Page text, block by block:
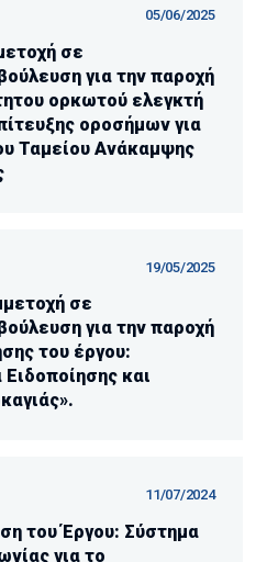
05/06/2025
σε
για την παροχή
ορκωτού ελεγκτή
οροσήμων για
Ταμείου Ανάκαμψης
19/05/2025
σε
για την παροχή
του έργου:
και
11/07/2024
του Έργου: Σύστημα
για το